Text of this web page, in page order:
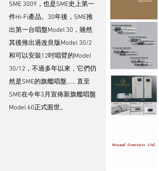
SME 3009，也是SME史上第一
件Hi-Fi產品。30年後，SME推
出第一台唱盤Model 30，雖然
其後推出過改良版Model 30/2
和可以安裝12吋唱臂的Model
30/12，不過多年以來，它們仍
然是SME的旗艦唱盤…… 直至
SME在今年3月宣佈新旗艦唱盤
Model 60正式面世。